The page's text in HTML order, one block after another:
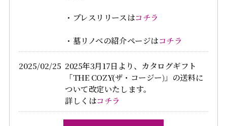
・プレスリリースはコチラ
・墓リノベの紹介ページはコチラ
2025/02/25 2025年3月17日より、カタログギフト
「THE COZY(ザ・コージー)」の送料に
ついて改定いたします。
詳しくはコチラ